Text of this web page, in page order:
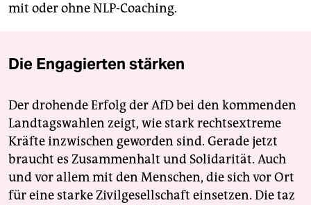
mit oder ohne NLP-Coaching.
Die Engagierten stärken
Der drohende Erfolg der AfD bei den kommenden
Landtagswahlen zeigt, wie stark rechtsextreme
Kräfte inzwischen geworden sind. Gerade jetzt
braucht es Zusammenhalt und Solidarität. Auch
und vor allem mit den Menschen, die sich vor Ort
für eine starke Zivilgesellschaft einsetzen. Die taz